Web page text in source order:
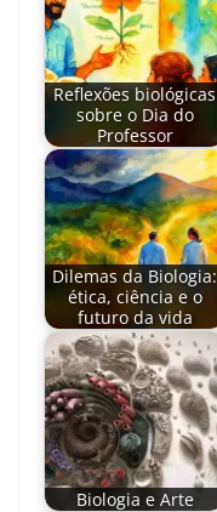
Reflexões biológicas
sobre o Dia do
Professor
Dilemas da Biologia:
ética, ciência e o
futuro da vida
Biologia e Arte